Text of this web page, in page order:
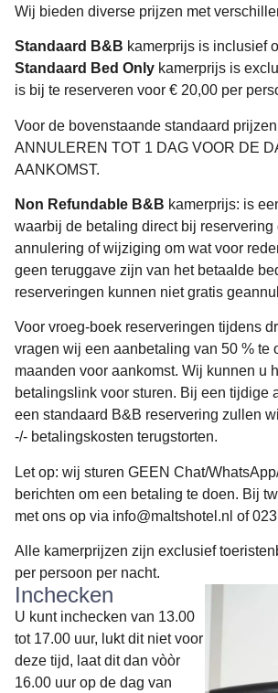
Wij bieden diverse prijzen met
Standaard B&B kamerprijs is inclusief
Standaard Bed Only kamerprijs is
is bij te reserveren voor € 20,00 per
Voor de bovenstaande standaard
ANNULEREN TOT 1 DAG VOOR DE
AANKOMST.
Non Refundable B&B kamerprijs: is
waarbij de betaling direct bij reservering
annulering of wijziging om wat voor
geen teruggave zijn van het betaalde
reserveringen kunnen niet gratis
Voor vroeg-boek reserveringen tijdens
vragen wij een aanbetaling van 50 % te
maanden voor aankomst. Wij kunnen u
betalingslink voor sturen. Bij een tijdige
een standaard B&B reservering zullen
-/- betalingskosten terugstorten.
Let op: wij sturen GEEN Chat/
berichten om een betaling te doen. Bij
met ons op via info@maltshotel.nl of
Alle kamerprijzen zijn exclusief
per persoon per nacht.
Inchecken
U kunt inchecken van 13.00
tot 17.00 uur, lukt dit niet voor
deze tijd, laat dit dan vòòr
16.00 uur op de dag van